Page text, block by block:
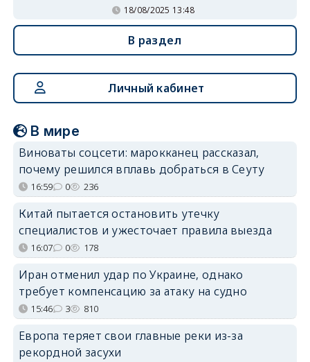
18/08/2025 13:48
В раздел
Личный кабинет
В мире
Виноваты соцсети: марокканец рассказал,
почему решился вплавь добраться в Сеуту
16:59 0 236
Китай пытается остановить утечку
специалистов и ужесточает правила выезда
16:07 0 178
Иран отменил удар по Украине, однако
требует компенсацию за атаку на судно
15:46 3 810
Европа теряет свои главные реки из-за
рекордной засухи